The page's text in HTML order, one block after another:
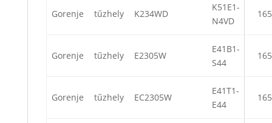
Gorenje tűzhely K234WD
K51E1-
N4VD
Gorenje tűzhely E2305W
E41B1-
S44
Gorenje tűzhely EC2305W
E41T1-
E44